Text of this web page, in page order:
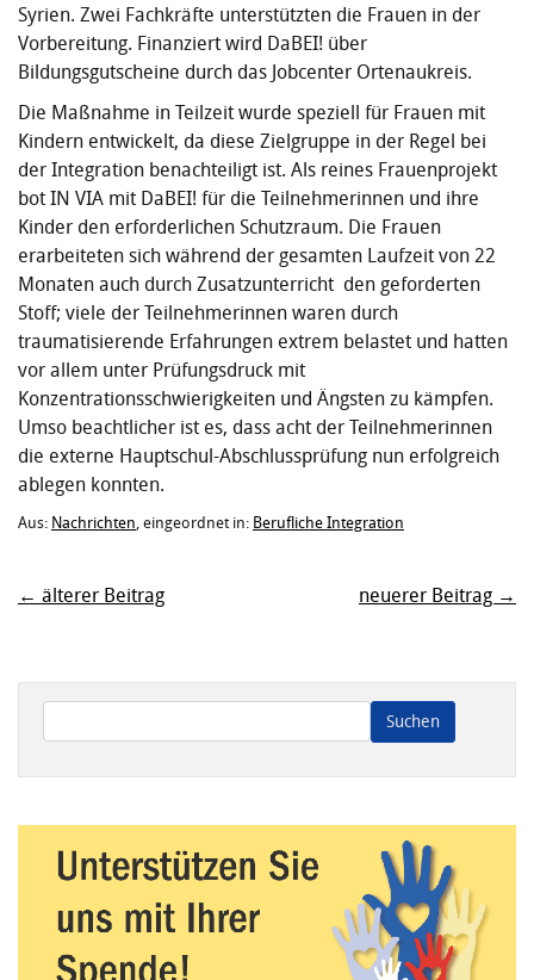
Syrien. Zwei Fachkräfte unterstützten die Frauen in der
Vorbereitung. Finanziert wird DaBEI! über
Bildungsgutscheine durch das Jobcenter Ortenaukreis.
Die Maßnahme in Teilzeit wurde speziell für Frauen mit
Kindern entwickelt, da diese Zielgruppe in der Regel bei
der Integration benachteiligt ist. Als reines Frauenprojekt
bot IN VIA mit DaBEI! für die Teilnehmerinnen und ihre
Kinder den erforderlichen Schutzraum. Die Frauen
erarbeiteten sich während der gesamten Laufzeit von 22
Monaten auch durch Zusatzunterricht den geforderten
Stoff; viele der Teilnehmerinnen waren durch
traumatisierende Erfahrungen extrem belastet und hatten
vor allem unter Prüfungsdruck mit
Konzentrationsschwierigkeiten und Ängsten zu kämpfen.
Umso beachtlicher ist es, dass acht der Teilnehmerinnen
die externe Hauptschul-Abschlussprüfung nun erfolgreich
ablegen konnten.
Aus: Nachrichten, eingeordnet in: Berufliche Integration
neuerer Beitrag →
← älterer Beitrag
Wenn die Ergebnisse der automatischen Vervollständigung